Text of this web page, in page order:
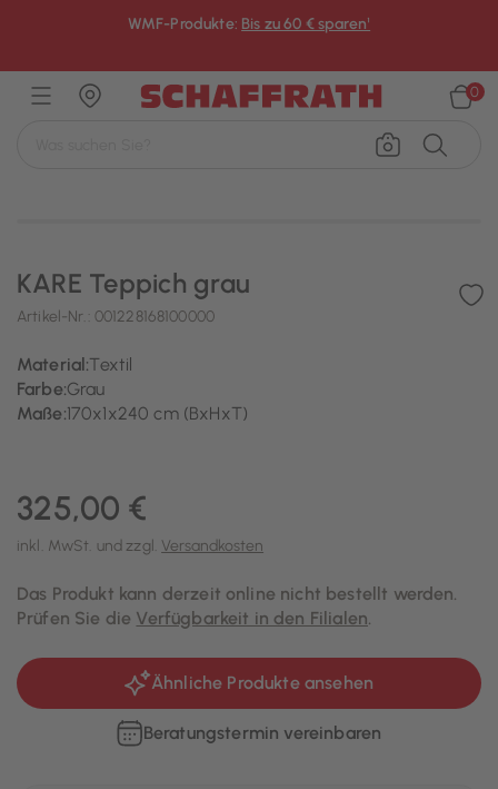
WMF-Produkte: Bis zu 60 € sparen¹
0
KARE Teppich grau
Artikel-Nr.: 001228168100000
Material:Textil
Farbe:Grau
Maße:170x1x240 cm (BxHxT)
325,00 €
inkl. MwSt. und zzgl. Versandkosten
Das Produkt kann derzeit online nicht bestellt werden.
Prüfen Sie die Verfügbarkeit in den Filialen.
Ähnliche Produkte ansehen
Beratungstermin vereinbaren